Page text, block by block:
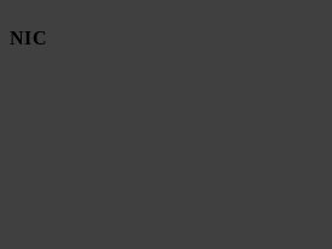
NIC